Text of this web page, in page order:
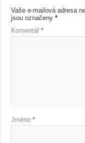
Vaše e-mailová adresa
jsou označeny*
Komentář*
Jméno*